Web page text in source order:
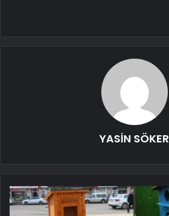
YASİN SÖKER